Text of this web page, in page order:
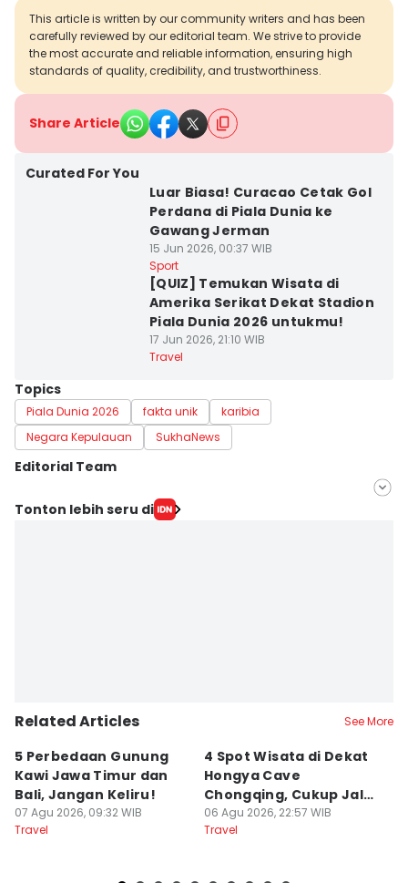
This article is written by our community writers and has been
carefully reviewed by our editorial team. We strive to provide
the most accurate and reliable information, ensuring high
standards of quality, credibility, and trustworthiness.
Share Article
Curated For You
Luar Biasa! Curacao Cetak Gol
Perdana di Piala Dunia ke
Gawang Jerman
15 Jun 2026, 00:37 WIB
Sport
[QUIZ] Temukan Wisata di
Amerika Serikat Dekat Stadion
Piala Dunia 2026 untukmu!
17 Jun 2026, 21:10 WIB
Travel
Topics
Piala Dunia 2026 fakta unik
karibia
Negara Kepulauan
SukhaNews
Editorial Team
Editor
Tonton lebih seru di
Related Articles See More
5 Perbedaan Gunung
Kawi Jawa Timur dan
Bali, Jangan Keliru!
07 Agu 2026, 09:32 WIB
Travel
4 Spot Wisata di Dekat
Hongya Cave
Chongqing, Cukup Jalan
Kaki!
06 Agu 2026, 22:57 WIB
Travel